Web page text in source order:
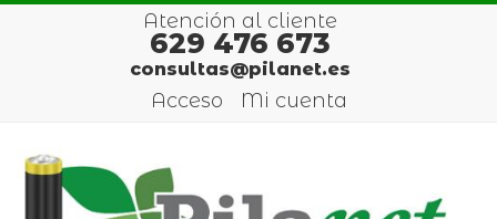
Atención al cliente
629 476 673
consultas@pilanet.es
Acceso Mi cuenta